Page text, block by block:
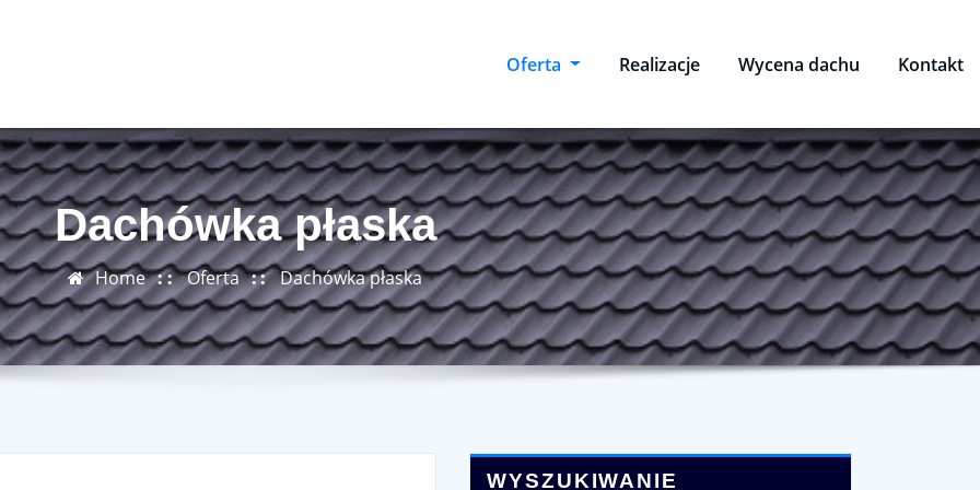
Oferta Realizacje Wycena dachu Kontakt
Dachówka płaska
Home Oferta Dachówka płaska
WYSZUKIWANIE